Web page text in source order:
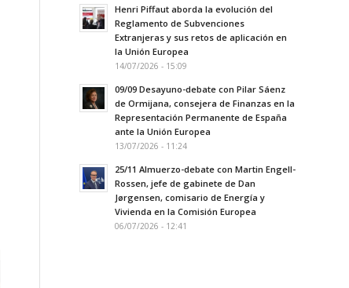
Henri Piffaut aborda la evolución del
Reglamento de Subvenciones
Extranjeras y sus retos de aplicación en
la Unión Europea
14/07/2026 - 15:09
09/09 Desayuno-debate con Pilar Sáenz
de Ormijana, consejera de Finanzas en la
Representación Permanente de España
ante la Unión Europea
13/07/2026 - 11:24
25/11 Almuerzo-debate con Martin Engell-
Rossen, jefe de gabinete de Dan
Jørgensen, comisario de Energía y
Vivienda en la Comisión Europea
06/07/2026 - 12:41